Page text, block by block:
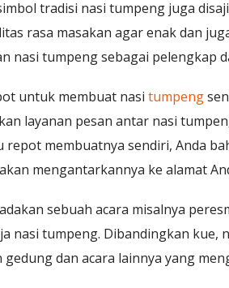
tradisi nasi tumpeng juga
rasa masakan agar enak dan
nasi tumpeng sebagai pelengkap
untuk membuat nasi tumpeng
layanan pesan antar nasi
repot membuatnya sendiri, Anda
mengantarkannya ke alamat
sebuah acara misalnya
nasi tumpeng. Dibandingkan
gedung dan acara lainnya yang